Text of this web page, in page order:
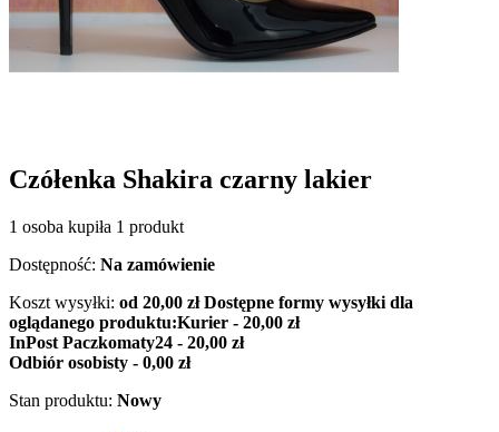
Czółenka Shakira czarny lakier
1 osoba kupiła 1 produkt
Dostępność: Na zamówienie
Koszt wysyłki: od 20,00 złDostępne formy wysyłki dla
oglądanego produktu:Kurier - 20,00 zł
InPost Paczkomaty24 - 20,00 zł
Odbiór osobisty - 0,00 zł
Stan produktu: Nowy